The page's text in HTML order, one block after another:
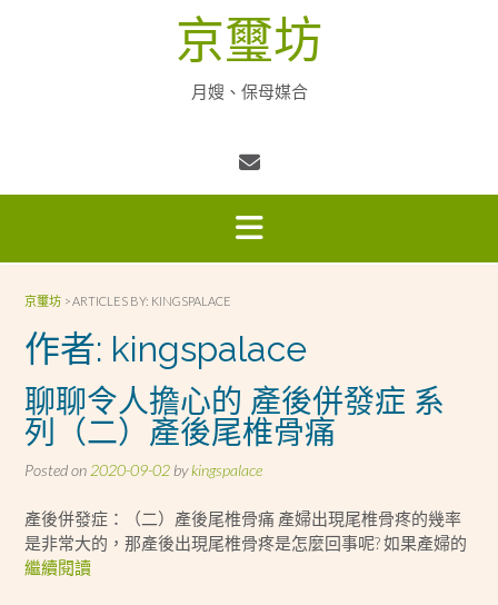
京璽坊
月嫂、保母媒合
京璽坊 >ARTICLES BY: KINGSPALACE
作者: kingspalace
聊聊令人擔心的 產後併發症 系
列（二）產後尾椎骨痛
Posted on 2020-09-02 bykingspalace
產後併發症：（二）產後尾椎骨痛 產婦出現尾椎骨疼的幾率
是非常大的，那產後出現尾椎骨疼是怎麼回事呢? 如果產婦的
繼續閱讀